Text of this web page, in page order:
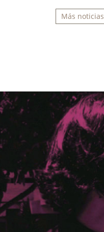
Más noticias